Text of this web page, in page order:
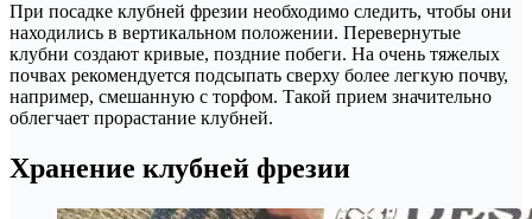
При посадке клубней фрезии необходимо следить, чтобы они
находились в вертикальном положении. Перевернутые
клубни создают кривые, поздние побеги. На очень тяжелых
почвах рекомендуется подсыпать сверху более легкую почву,
например, смешанную с торфом. Такой прием значительно
облегчает прорастание клубней.
Хранение клубней фрезии